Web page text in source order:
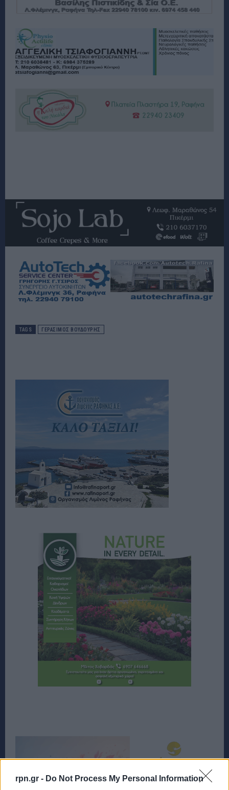
rpn.gr - Do Not Process My Personal Information
TAGS ΓΕΡΆΣΙΜΟΣ ΒΟΥΔΟΎΡΗΣ